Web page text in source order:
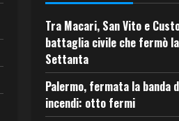
Tra Macari, San Vito e
battaglia civile che fermò
Settanta
Palermo, fermata la banda
incendi: otto fermi